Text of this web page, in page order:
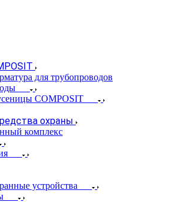
для трубопроводов
COMPOSIT
охраны
комплекс
устройства